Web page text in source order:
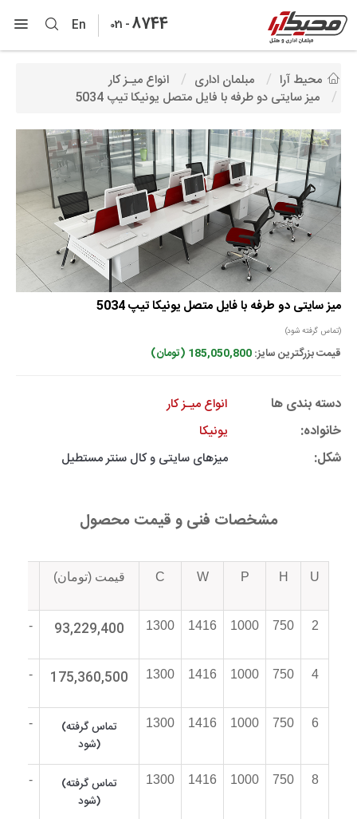
En 021 -8744
محیط آرا مبلمان اداری
انواع میـز کار
میز سایتی دو طرفه با فایل متصل یونیکا تیپ 5034
میز سایتی دو طرفه با فایل متصل یونیکا تیپ 5034
(تماس گرفته شود)
قیمت بزرگترین سایز:185,050,800 (تومان)
دسته بندی ها انواع میـز کار
خانواده: یونیکا
شکل: میزهای سایتی و کال سنتر مستطیل
مشخصات فنی و قیمت محصول
U
H
P
W
C قیمت (تومان)
2
750
1000
1416
1300
93,229,400
4
750
1000
1416
1300
175,360,500
6
750
1000
1416
1300
(تماس گرفته
شود)
8
750
1000
1416
1300
(تماس گرفته
شود)